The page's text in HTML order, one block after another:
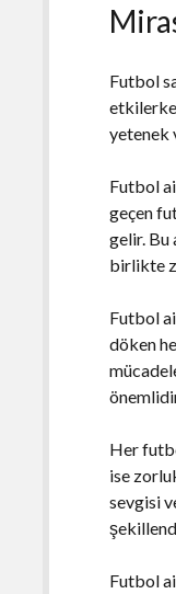
Futbol
yetenek
Futbol
geçen
gelir. Bu
birlikte
Futbol
döken
Her
ise
sevgisi
Futbol